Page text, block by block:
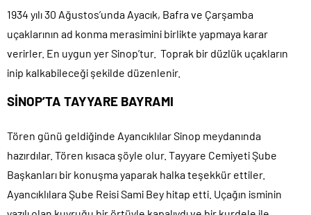
1934 yılı 30 Ağustos’unda Ayacık, Bafra ve Çarşamba
uçaklarının ad konma merasimini birlikte yapmaya karar
verirler. En uygun yer Sinop’tur. Toprak bir düzlük uçakların
inip kalkabileceği şekilde düzenlenir.
SİNOP’TA TAYYARE BAYRAMI
Tören günü geldiğinde Ayancıklılar Sinop meydanında
hazırdılar. Tören kısaca şöyle olur. Tayyare Cemiyeti Şube
Başkanları bir konuşma yaparak halka teşekkür ettiler.
Ayancıklılara Şube Reisi Sami Bey hitap etti. Uçağın isminin